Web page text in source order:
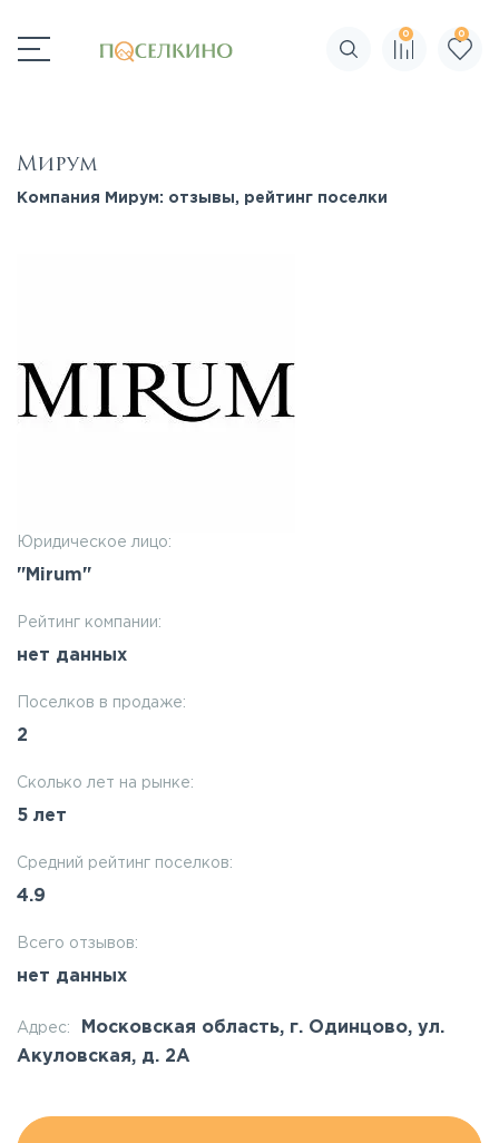
Поиск по сайту
0 0
Мирум
Компания Мирум: отзывы, рейтинг поселки
Юридическое лицо:
"Mirum"
Рейтинг компании:
нет данных
Поселков в продаже:
2
Сколько лет на рынке:
5 лет
Средний рейтинг поселков:
4.9
Всего отзывов:
нет данных
Адрес:
Московская область, г. Одинцово, ул.
Акуловская, д. 2А